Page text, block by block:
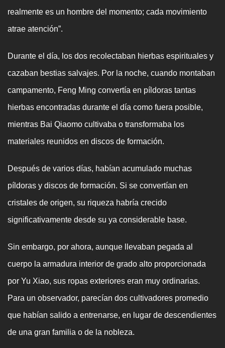
realmente es un hombre del momento; cada movimiento
atrae atención”.
Durante el día, los dos recolectaban hierbas espirituales y
cazaban bestias salvajes. Por la noche, cuando montaban
campamento, Feng Ming convertía en píldoras tantas
hierbas encontradas durante el día como fuera posible,
mientras Bai Qiaomo cultivaba o transformaba los
materiales reunidos en discos de formación.
Después de varios días, habían acumulado muchas
píldoras y discos de formación. Si se convertían en
cristales de origen, su riqueza habría crecido
significativamente desde su ya considerable base.
Sin embargo, por ahora, aunque llevaban pegada al
cuerpo la armadura interior de grado alto proporcionada
por Yu Xiao, sus ropas exteriores eran muy ordinarias.
Para un observador, parecían dos cultivadores promedio
que habían salido a entrenarse, en lugar de descendientes
de una gran familia o de la nobleza.